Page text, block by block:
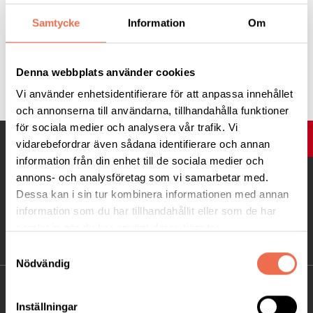
Samtycke Information Om
Denna webbplats använder cookies
Vi använder enhetsidentifierare för att anpassa innehållet
och annonserna till användarna, tillhandahålla funktioner
för sociala medier och analysera vår trafik. Vi
vidarebefordrar även sådana identifierare och annan
information från din enhet till de sociala medier och
annons- och analysföretag som vi samarbetar med.
Dessa kan i sin tur kombinera informationen med annan
information som du har tillhandahållit eller som de har
Nödvändig
Inställningar